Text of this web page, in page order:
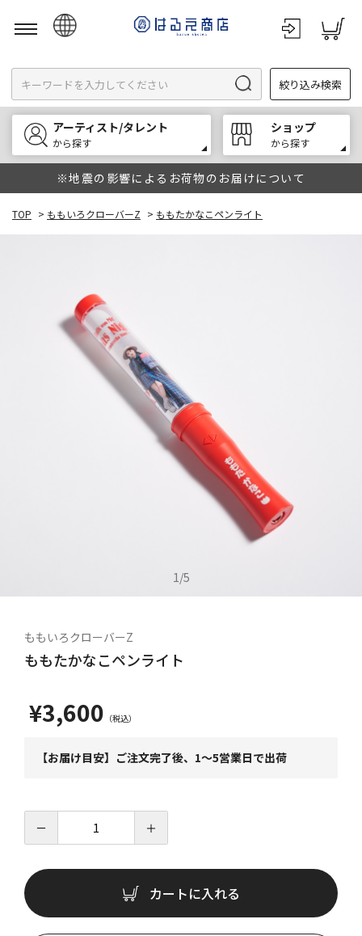
English
한국어
中文
絞り込み検索
アーティスト/タレント
から探す
ショップ
から探す
※地震の影響によるお荷物のお届けについて
TOP > ももいろクローバーZ > ももたかなこペンライト
1/5
ももいろクローバーZ
ももたかなこペンライト
¥3,600
【お届け目安】ご注文完了後、1～5営業日で出荷
－ ＋
カートに入れる